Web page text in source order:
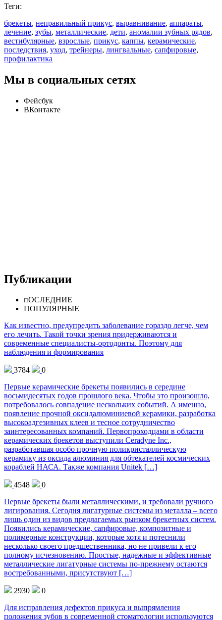
Теги:
брекеты, неправильный прикус, выравнивание, аппараты,
лечение, зубы, металлические, дети, аномалии зубных рядов,
вестибулярные, взрослые, прикус, каппы, керамические,
последствия, уход, трейнеры, лингвальные, сапфировые,
профилактика
Мы в социальных сетях
Фейсбук
ВКонтакте
Публикации
пОСЛЕДНИЕ
ПОПУЛЯРНЫЕ
Как известно, предупредить заболевание гораздо легче, чем
его лечить. Такой точки зрения придерживаются и
современные специалисты-ортодонты. Поэтому для
наблюдения и формирования
3784
0
Первые керамические брекеты появились в середине
восьмидесятых годов прошлого века. Чтобы это произошло,
потребовалось совпадение нескольких событий. А именно,
появление прочной оксидалюминиевой керамики, разработка
высокоадгезивных клеев и тесное сотрудничество
заинтересованных компаний. Первопроходцами в области
керамических брекетов выступили Ceradyne Inc.,
разработавшая особо прочную поликристаллическую
керамику из оксида алюминия для обтекателей космических
кораблей НАСА. Также компания Unitek […]
4548
0
Первые брекеты были металлическими, и требовали ручного
лигирования. Сегодня лигатурные системы из металла – всего
лишь один из видов предлагаемых рынком брекетных систем.
Появились керамические, сапфировые, композитные и
полимерные конструкции, которые хотя и потеснили
несколько своего предшественника, но не привели к его
полному исчезновению. Простые, надежные и эффективные
металлические лигатурные системы по-прежнему остаются
востребованными, присутствуют […]
2930
0
Для исправления дефектов прикуса и выпрямления
положения зубов в современной стоматологии используются